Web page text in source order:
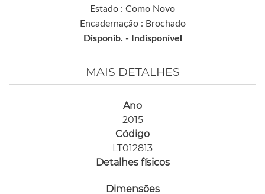
Estado : Como Novo
Encadernação : Brochado
Disponib. -
Indisponível
MAIS DETALHES
Ano
2015
Código
LT012813
Detalhes físicos
Dimensões